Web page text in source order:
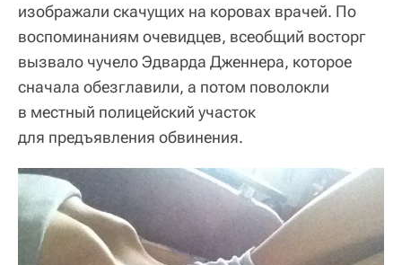
изображали скачущих на коровах врачей. По
воспоминаниям очевидцев, всеобщий восторг
вызвало чучело Эдварда Дженнера, которое
сначала обезглавили, а потом поволокли
в местный полицейский участок
для предъявления обвинения.